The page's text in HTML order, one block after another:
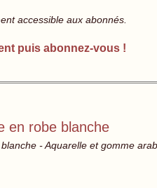
accessible aux abonnés.
puis abonnez-vous !
en robe blanche
- Aquarelle et gomme